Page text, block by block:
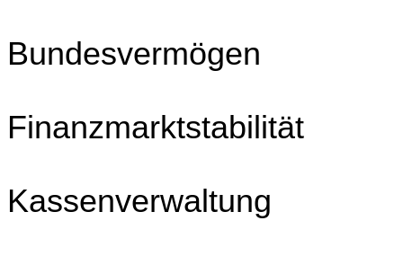
Bundesvermögen
Finanzmarktstabilität
Kassenverwaltung